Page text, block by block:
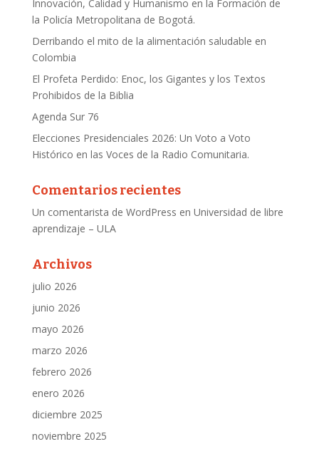
Innovación, Calidad y Humanismo en la Formación de
la Policía Metropolitana de Bogotá.
Derribando el mito de la alimentación saludable en
Colombia
El Profeta Perdido: Enoc, los Gigantes y los Textos
Prohibidos de la Biblia
Agenda Sur 76
Elecciones Presidenciales 2026: Un Voto a Voto
Histórico en las Voces de la Radio Comunitaria.
Comentarios recientes
Un comentarista de WordPress en Universidad de libre
aprendizaje – ULA
Archivos
julio 2026
junio 2026
mayo 2026
marzo 2026
febrero 2026
enero 2026
diciembre 2025
noviembre 2025